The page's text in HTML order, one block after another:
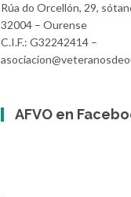
Rúa do Orcellón, 29,
32004 – Ourense
C.I.F.: G32242414 –
AFVO en